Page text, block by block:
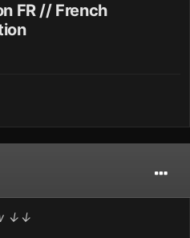
FR // French
↓↓